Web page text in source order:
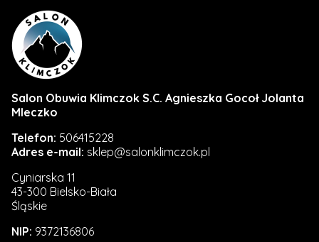
Salon Obuwia Klimczok S.C. Agnieszka Gocoł Jolanta
Mleczko
Telefon: 506415228
Adres e-mail: sklep@salonklimczok.pl
Cyniarska 11
43-300 Bielsko-Biała
Śląskie
NIP: 9372136806